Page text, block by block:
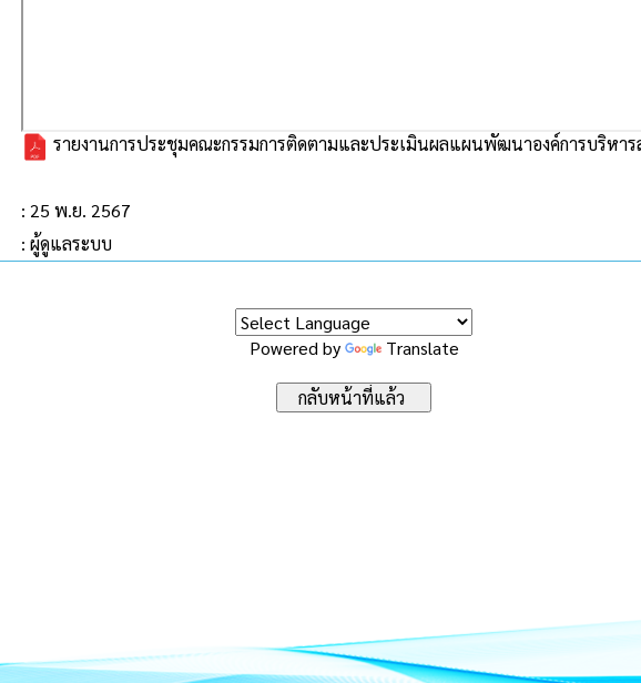
รายงานการประชุมคณะกรรมการติดตามและประเมินผลแผนพัฒนาองค์การบริหา
: 25 พ.ย. 2567
: ผู้ดูแลระบบ
Powered by Translate